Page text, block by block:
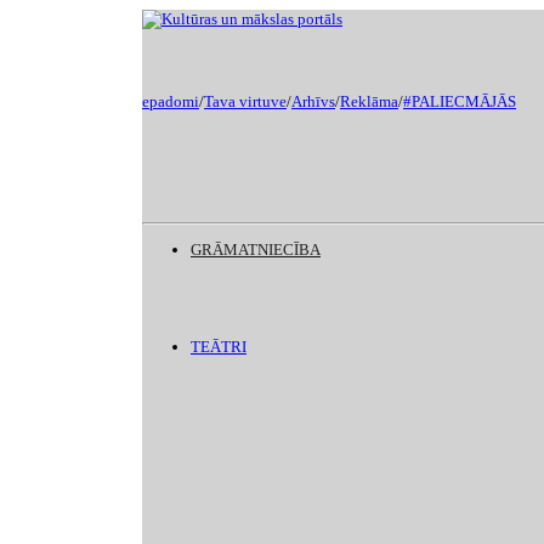
epadomi/Tava virtuve/Arhīvs/Reklāma/#PALIECMĀJĀS
GRĀMATNIECĪBA
TEĀTRI